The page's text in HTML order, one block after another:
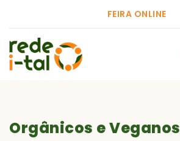
FEIRA ONLINE
Orgânicos e Veganos